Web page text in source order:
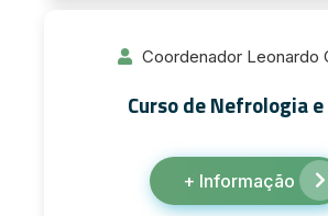
Coordenador Leonardo
Curso de Nefrologia e
+ Informação